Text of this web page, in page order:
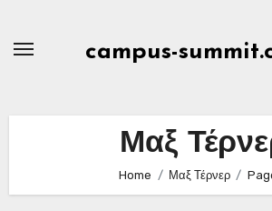
campus-
Μαξ
Home Μαξ Τέρνερ